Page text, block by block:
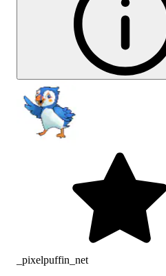
_pixelpuffin_net